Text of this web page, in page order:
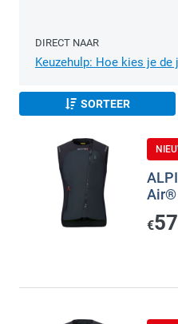
DIRECT NAAR
Keuzehulp: Hoe kies je
SORTEER
Air®
€